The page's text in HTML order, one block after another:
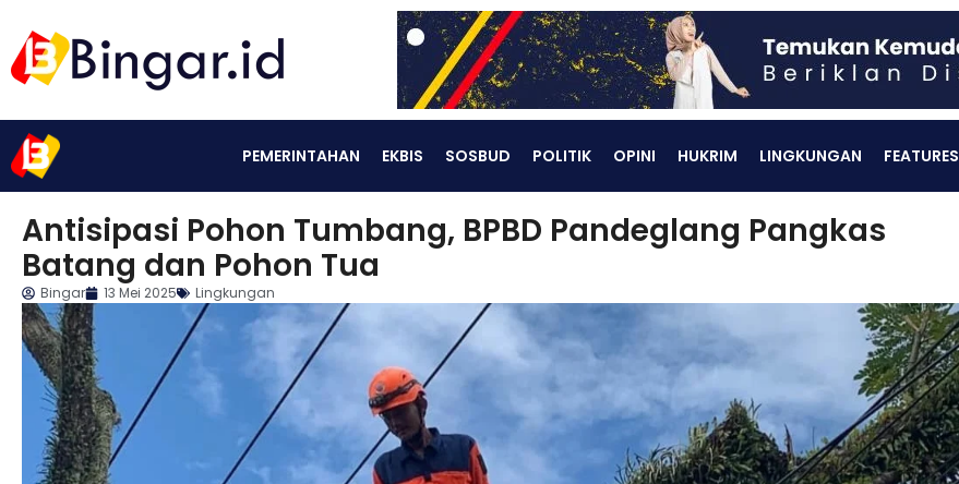
PEMERINTAHAN EKBIS SOSBUD POLITIK OPINI HUKRIM LINGKUNGAN FEATURES
Antisipasi Pohon Tumbang, BPBD Pandeglang Pangkas
Batang dan Pohon Tua
Bingar 13 Mei 2025 Lingkungan